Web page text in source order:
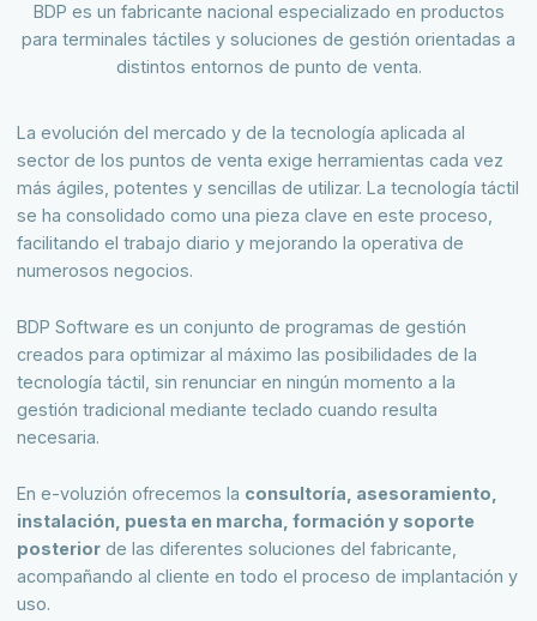
Hardware
Software
SAGE
BDP
BDP es un fabricante nacional especializado en productos
para terminales táctiles y soluciones de gestión orientadas a
distintos entornos de punto de venta.
La evolución del mercado y de la tecnología aplicada al
sector de los puntos de venta exige herramientas cada vez
más ágiles, potentes y sencillas de utilizar. La tecnología táctil
se ha consolidado como una pieza clave en este proceso,
facilitando el trabajo diario y mejorando la operativa de
numerosos negocios.
BDP Software es un conjunto de programas de gestión
creados para optimizar al máximo las posibilidades de la
tecnología táctil, sin renunciar en ningún momento a la
gestión tradicional mediante teclado cuando resulta
necesaria.
En e-voluzión ofrecemos la consultoría, asesoramiento,
instalación, puesta en marcha, formación y soporte
posterior de las diferentes soluciones del fabricante,
acompañando al cliente en todo el proceso de implantación y
uso.